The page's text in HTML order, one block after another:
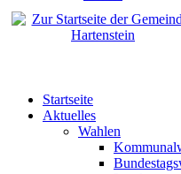
Startseite
Aktuelles
Wahlen